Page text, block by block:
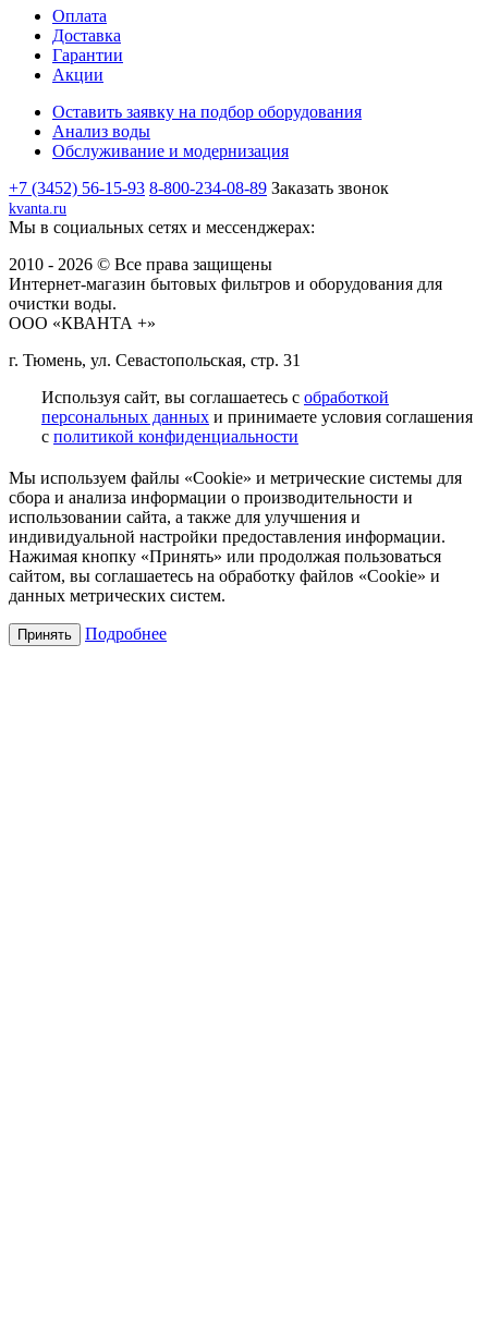
Оплата
Доставка
Гарантии
Акции
Оставить заявку на подбор оборудования
Анализ воды
Обслуживание и модернизация
+7 (3452) 56-15-93 8-800-234-08-89 Заказать звонок
kvanta.ru
Мы в социальных сетях и мессенджерах:
2010 - 2026 © Все права защищены
Интернет-магазин бытовых фильтров и оборудования для
очистки воды.
ООО «КВАНТА +»
г. Тюмень, ул. Севастопольская, стр. 31
Используя сайт, вы соглашаетесь с обработкой
персональных данных и принимаете условия соглашения
с политикой конфиденциальности
Мы используем файлы «Cookie» и метрические системы для
сбора и анализа информации о производительности и
использовании сайта, а также для улучшения и
индивидуальной настройки предоставления информации.
Нажимая кнопку «Принять» или продолжая пользоваться
сайтом, вы соглашаетесь на обработку файлов «Cookie» и
данных метрических систем.
Принять Подробнее